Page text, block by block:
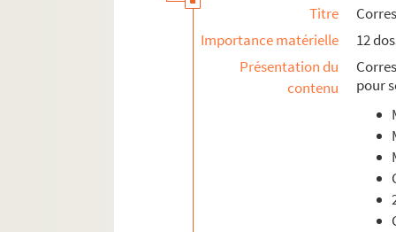
Titre
Importance matérielle
12
Présentation du
contenu
pour